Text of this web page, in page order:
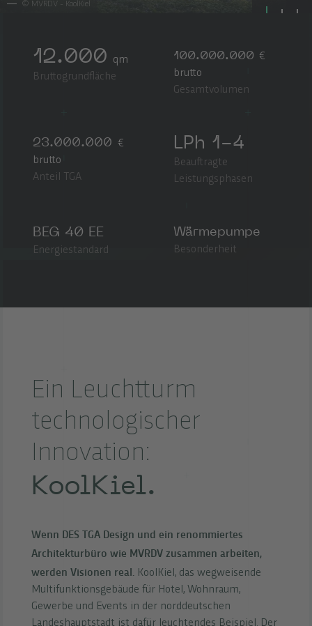
© MVRDV - KoolKiel
12.000
qm
Bruttogrundfläche
100.000.000 €
brutto
Gesamtvolumen
23.000.000 €
brutto
Anteil TGA
LPh 1-4
Beauftragte
Leistungsphasen
BEG 40 EE
Energiestandard
Wärmepumpe
Besonderheit
Ein Leuchtturm
technologischer
Innovation:
KoolKiel.
Wenn DES TGA Design und ein renommiertes
Architekturbüro wie MVRDV zusammen arbeiten,
werden Visionen real. KoolKiel, das wegweisende
Multifunktionsgebäude für Hotel, Wohnraum,
Gewerbe und Events in der norddeutschen
Landeshauptstadt ist dafür leuchtendes Beispiel. Der